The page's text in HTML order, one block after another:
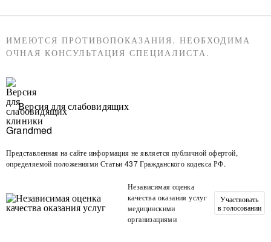
ИМЕЮТСЯ ПРОТИВОПОКАЗАНИЯ. НЕОБХОДИМА
ОЧНАЯ КОНСУЛЬТАЦИЯ СПЕЦИАЛИСТА.
Версия для слабовидящих
Представленная на сайте информация не является публичной офертой,
определяемой положениями Статьи 437 Гражданского кодекса РФ.
Независимая оценка
качества оказания услуг
медицинскими
организациями
Участвовать
в голосовании